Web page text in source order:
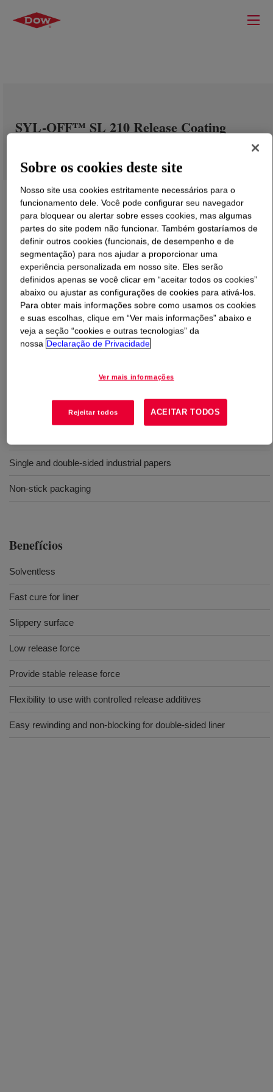
SYL-OFF™ SL 210 Release Coating
O que éSYL-OFF™ SL 210 Release Coating?
Solventless release coating
Release liners for pressure sensitive adhesive laminations/label
Single and double-sided industrial papers
Non-stick packaging
Benefícios
Solventless
Fast cure for liner
Slippery surface
Low release force
Provide stable release force
Flexibility to use with controlled release additives
Easy rewinding and non-blocking for double-sided liner
Sobre os cookies deste site
Nosso site usa cookies estritamente necessários para o
funcionamento dele. Você pode configurar seu navegador
para bloquear ou alertar sobre esses cookies, mas algumas
partes do site podem não funcionar. Também gostaríamos de
definir outros cookies (funcionais, de desempenho e de
segmentação) para nos ajudar a proporcionar uma
experiência personalizada em nosso site. Eles serão
definidos apenas se você clicar em “aceitar todos os cookies”
abaixo ou ajustar as configurações de cookies para ativá-los.
Para obter mais informações sobre como usamos os cookies
e suas escolhas, clique em “Ver mais informações” abaixo e
veja a seção “cookies e outras tecnologias” da
nossa Declaração de Privacidade
Ver mais informações
Rejeitar todos ACEITAR TODOS